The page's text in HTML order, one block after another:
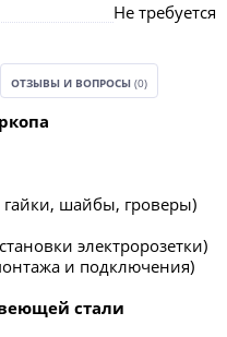
Не требуется
ОТЗЫВЫ И ВОПРОСЫ (0)
шайбы, гроверы)
электророзетки)
и подключения)
стали